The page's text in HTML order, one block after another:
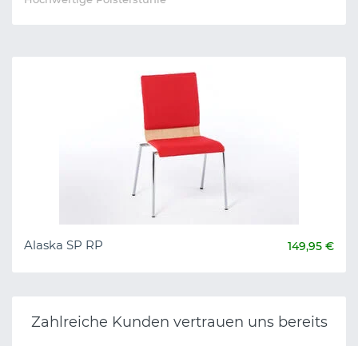
Alaska SP RP 149,95 €
Zahlreiche Kunden vertrauen uns bereits